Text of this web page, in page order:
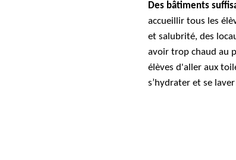
Des bâtiments
accueillir tous les
et salubrité, des
avoir trop chaud au
élèves d'aller aux
s’hydrater et se